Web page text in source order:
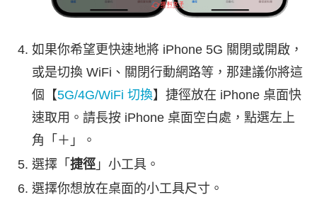
如果你希望更快速地將 iPhone 5G 關閉或開啟，
或是切換 WiFi、關閉行動網路等，那建議你將這
個【5G/4G/WiFi 切換】捷徑放在 iPhone 桌面快
速取用。請長按 iPhone 桌面空白處，點選左上
角「＋」。
選擇「 捷徑 」小工具。
選擇你想放在桌面的小工具尺寸。